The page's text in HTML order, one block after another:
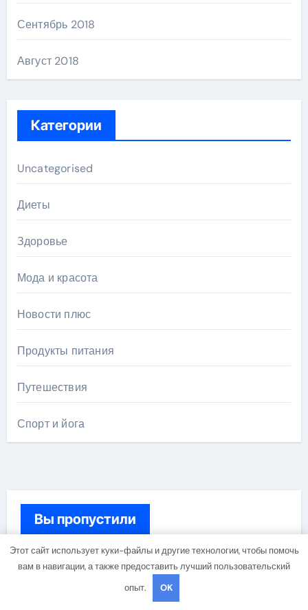
Сентябрь 2018
Август 2018
Категории
Uncategorised
Диеты
Здоровье
Мода и красота
Новости плюс
Продукты питания
Путешествия
Спорт и йога
Вы пропустили
Этот сайт использует куки-файлы и другие технологии, чтобы помочь
вам в навигации, а также предоставить лучший пользовательский
опыт.
OK